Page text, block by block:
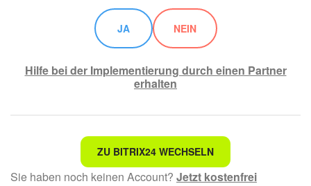
JA NEIN
Hilfe bei der Implementierung durch einen Partner
erhalten
Nicht das, wonach ich suche.
Kompliziert und unverständlich formuliert.
ZU BITRIX24 WECHSELN
Sie haben noch keinen Account? Jetzt kostenfrei